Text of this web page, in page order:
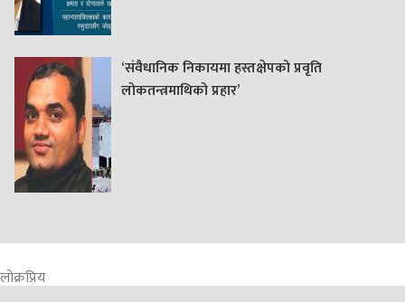
‘संवैधानिक निकायमा हस्तक्षेपको प्रवृति
लोकतन्त्रमाथिको प्रहार’
लोक्रप्रिय